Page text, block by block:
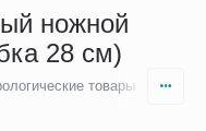
ножной
28 см)
товары